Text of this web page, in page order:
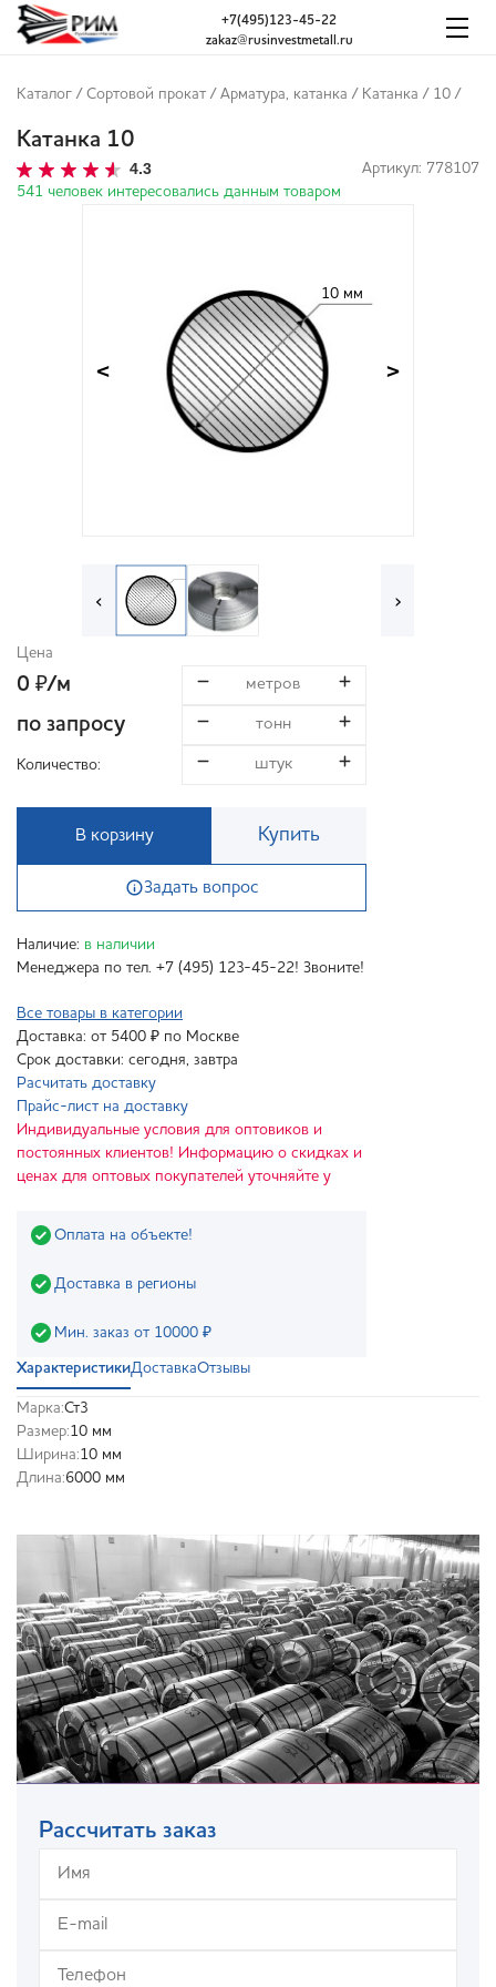
zakaz@rusinvestmetall.ru
+7(495)123-45-22
Каталог / Сортовой прокат / Арматура, катанка / Катанка / 10 /
Катанка 10
4.3
Артикул: 778107
541 человек интересовались данным товаром
10 мм
< >
‹ ›
Цена
0 ₽/м
по запросу
Количество:
В корзину Купить
Задать вопрос
Наличие: в наличии
Менеджера по тел. +7 (495) 123-45-22! Звоните!
Все товары в категории
Доставка: от 5400 ₽ по Москве
Срок доставки: сегодня, завтра
Расчитать доставку
Прайс-лист на доставку
Индивидуальные условия для оптовиков и
постоянных клиентов! Информацию о скидках и
ценах для оптовых покупателей уточняйте у
Оплата на объекте!
Доставка в регионы
Мин. заказ от 10000 ₽
ХарактеристикиДоставкаОтзывы
Марка:Ст3
Размер:10 мм
Ширина:10 мм
Длина:6000 мм
Рассчитать заказ